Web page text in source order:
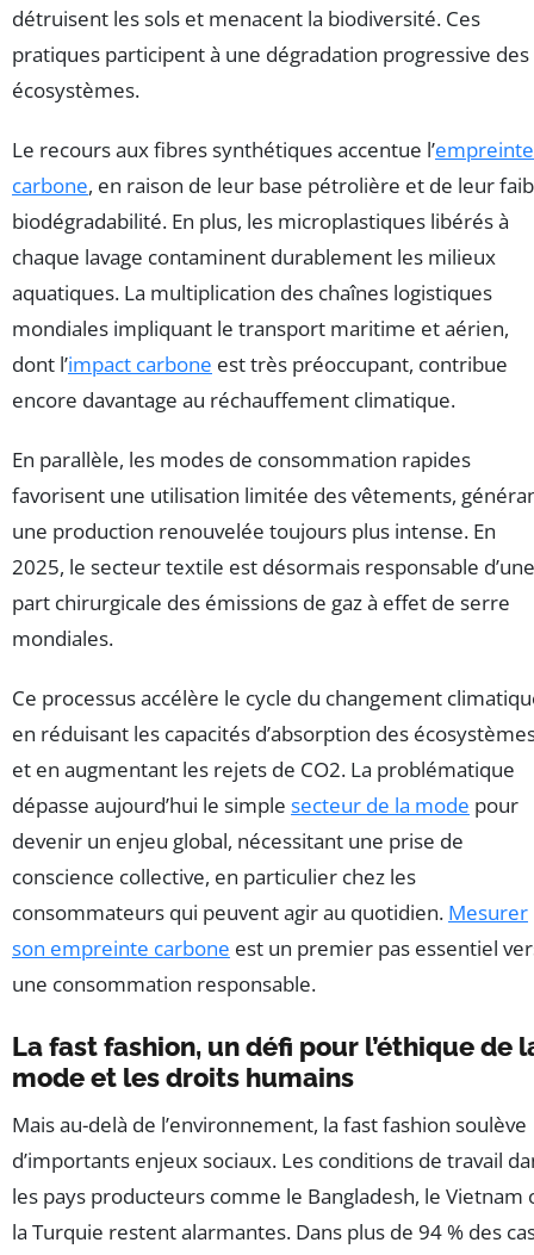
détruisent les sols et menacent la biodiversité. Ces
pratiques participent à une dégradation progressive des
écosystèmes.
Le recours aux fibres synthétiques accentue l’empreinte
carbone, en raison de leur base pétrolière et de leur
biodégradabilité. En plus, les microplastiques libérés à
chaque lavage contaminent durablement les milieux
aquatiques. La multiplication des chaînes logistiques
mondiales impliquant le transport maritime et aérien,
dont l’impact carbone est très préoccupant, contribue
encore davantage au réchauffement climatique.
En parallèle, les modes de consommation rapides
favorisent une utilisation limitée des vêtements,
une production renouvelée toujours plus intense. En
2025, le secteur textile est désormais responsable d’une
part chirurgicale des émissions de gaz à effet de serre
mondiales.
Ce processus accélère le cycle du changement
en réduisant les capacités d’absorption des
et en augmentant les rejets de CO2. La problématique
dépasse aujourd’hui le simple secteur de la mode pour
devenir un enjeu global, nécessitant une prise de
conscience collective, en particulier chez les
consommateurs qui peuvent agir au quotidien. Mesurer
son empreinte carbone est un premier pas essentiel
une consommation responsable.
La fast fashion, un défi pour l’éthique de
mode et les droits humains
Mais au-delà de l’environnement, la fast fashion soulève
d’importants enjeux sociaux. Les conditions de travail
les pays producteurs comme le Bangladesh, le Vietnam
la Turquie restent alarmantes. Dans plus de 94 % des